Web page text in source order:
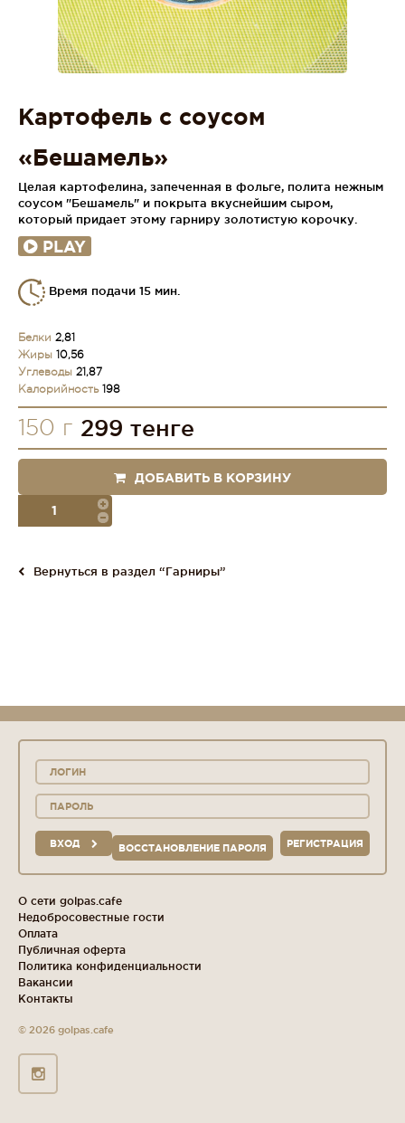
Картофель с соусом
«Бешамель»
Целая картофелина, запеченная в фольге, полита нежным
соусом "Бешамель" и покрыта вкуснейшим сыром,
который придает этому гарниру золотистую корочку.
PLAY
Время подачи 15 мин.
Белки 2,81
Жиры 10,56
Углеводы 21,87
Калорийность 198
150 г 299 тенге
ДОБАВИТЬ В КОРЗИНУ
Вернуться в раздел “Гарниры”
ВХОД РЕГИСТРАЦИЯ
ВОССТАНОВЛЕНИЕ ПАРОЛЯ
О сети golpas.cafe
Недобросовестные гости
Оплата
Публичная оферта
Политика конфиденциальности
Вакансии
Контакты
© 2026 golpas.cafe